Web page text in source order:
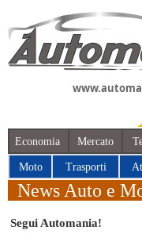
Economia Mercato
Moto Trasporti
News Auto e
Segui Automania!